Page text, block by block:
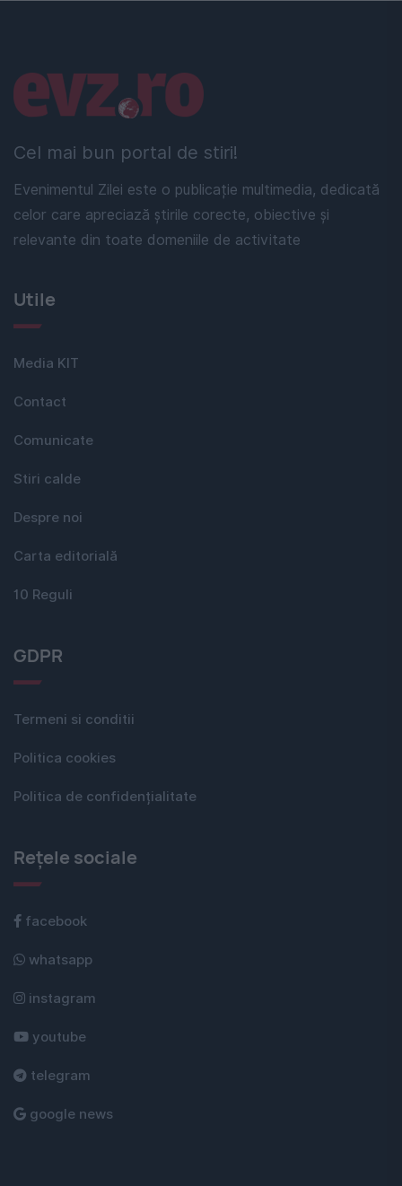
Cel mai bun portal de stiri!
Evenimentul Zilei este o publicație multimedia, dedicată
celor care apreciază știrile corecte, obiective și
relevante din toate domeniile de activitate
Linkuri utile
Utile
Media KIT
Contact
Comunicate
Stiri calde
Despre noi
Carta editorială
10 Reguli
GDPR
Termeni si conditii
Politica cookies
Politica de confidențialitate
Rețele sociale
facebook
whatsapp
instagram
youtube
telegram
google news